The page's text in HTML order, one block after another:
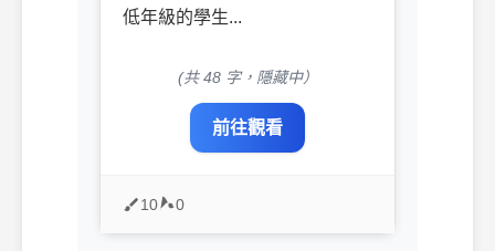
低年級的學生...
(共 48 字，隱藏中）
前往觀看
10 0